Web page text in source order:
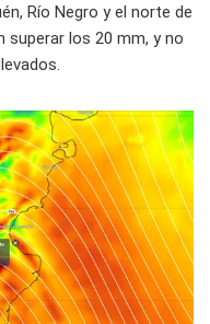
Río Negro y el norte de
superar los 20 mm, y no